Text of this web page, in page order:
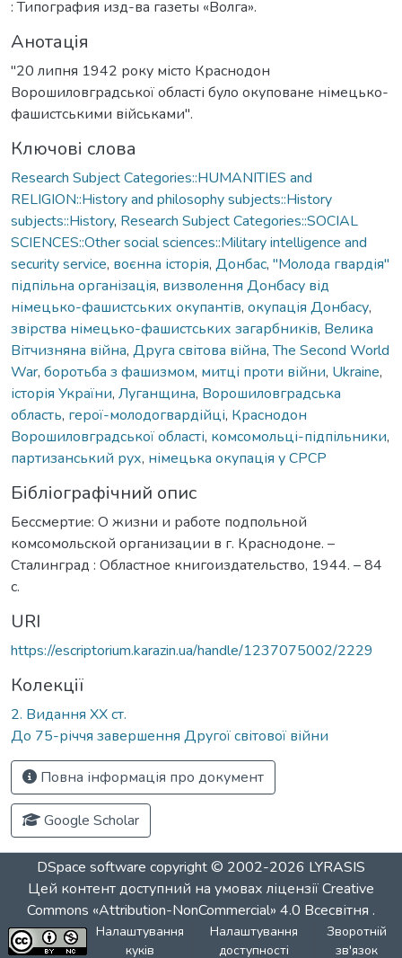
: Типография изд-ва газеты «Волга».
Анотація
"20 липня 1942 року місто Краснодон
Ворошиловградської області було окуповане німецько-
фашистськими військами".
Ключові слова
Research Subject Categories::HUMANITIES and
RELIGION::History and philosophy subjects::History
subjects::History, Research Subject Categories::SOCIAL
SCIENCES::Other social sciences::Military intelligence and
security service, воєнна історія, Донбас, "Молода гвардія"
підпільна організація, визволення Донбасу від
німецько-фашистських окупантів, окупація Донбасу,
звірства німецько-фашистських загарбників, Велика
Вітчизняна війна, Друга світова війна,The Second World
War, боротьба з фашизмом, митці проти війни, Ukraine,
історія України, Луганщина, Ворошиловградська
область, герої-молодогвардійці, Краснодон
Ворошиловградської області, комсомольці-підпільники,
партизанський рух, німецька окупація у СРСР
Бібліографічний опис
Бессмертие: О жизни и работе подпольной
комсомольской организации в г. Краснодоне. –
Сталинград : Областное книгоиздательство, 1944. – 84
с.
URI
https://escriptorium.karazin.ua/handle/1237075002/2229
Колекції
2. Видання ХХ ст.
До 75-річчя завершення Другої світової війни
Повна інформація про документ
Google Scholar
DSpace software copyright © 2002-2026 LYRASIS
Цей контент доступний на умовах ліцензіїCreative
Commons «Attribution-NonCommercial» 4.0 Всесвітня .
Налаштування
куків
Налаштування
доступності
Зворотній
зв'язок